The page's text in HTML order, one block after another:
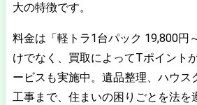
大の特徴です。
料金は「軽トラ1台パック 19,800円
けでなく、買取によってTポイント
ービスも実施中。遺品整理、ハウス
工事まで、住まいの困りごとを法を